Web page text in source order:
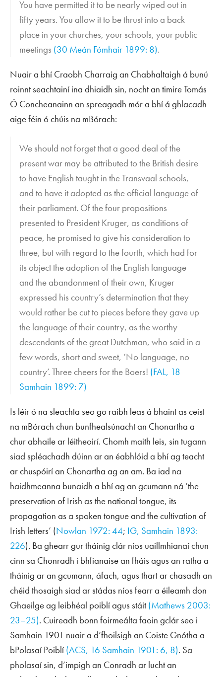
You have permitted it to be nearly wiped out in
fifty years. You allow it to be thrust into a back
place in your churches, your schools, your public
meetings (30 Meán Fómhair 1899: 8).
Nuair a bhí Craobh Charraig an Chabhaltaigh á bunú
roinnt seachtainí ina dhiaidh sin, nocht an timire Tomás
Ó Concheanainn an spreagadh mór a bhí á ghlacadh
aige féin ó chúis na mBórach:
We should not forget that a good deal of the
present war may be attributed to the British desire
to have English taught in the Transvaal schools,
and to have it adopted as the official language of
their parliament. Of the four propositions
presented to President Kruger, as conditions of
peace, he promised to give his consideration to
three, but with regard to the fourth, which had for
its object the adoption of the English language
and the abandonment of their own, Kruger
expressed his country’s determination that they
would rather be cut to pieces before they gave up
the language of their country, as the worthy
descendants of the great Dutchman, who said in a
few words, short and sweet, ‘No language, no
country’. Three cheers for the Boers! (FAL, 18
Samhain 1899: 7)
Is léir ó na sleachta seo go raibh leas á bhaint as ceist
na mBórach chun bunfhealsúnacht an Chonartha a
chur abhaile ar léitheoirí. Chomh maith leis, sin tugann
siad spléachadh dúinn ar an éabhlóid a bhí ag teacht
ar chuspóirí an Chonartha ag an am. Ba iad na
haidhmeanna bunaidh a bhí ag an gcumann ná ‘the
preservation of Irish as the national tongue, its
propagation as a spoken tongue and the cultivation of
Irish letters’ (Nowlan 1972: 44; IG, Samhain 1893:
226). Ba ghearr gur tháinig clár níos uaillmhianaí chun
cinn sa Chonradh i bhfianaise an fháis agus an ratha a
tháinig ar an gcumann, áfach, agus thart ar chasadh an
chéid thosaigh siad ar stádas níos fearr a éileamh don
Ghaeilge ag leibhéal poiblí agus stáit (Mathews 2003:
23–25). Cuireadh bonn foirmeálta faoin gclár seo i
Samhain 1901 nuair a d’fhoilsigh an Coiste Gnótha a
bPolasaí Poiblí (ACS, 16 Samhain 1901: 6, 8). Sa
pholasaí sin, d’impigh an Conradh ar lucht an